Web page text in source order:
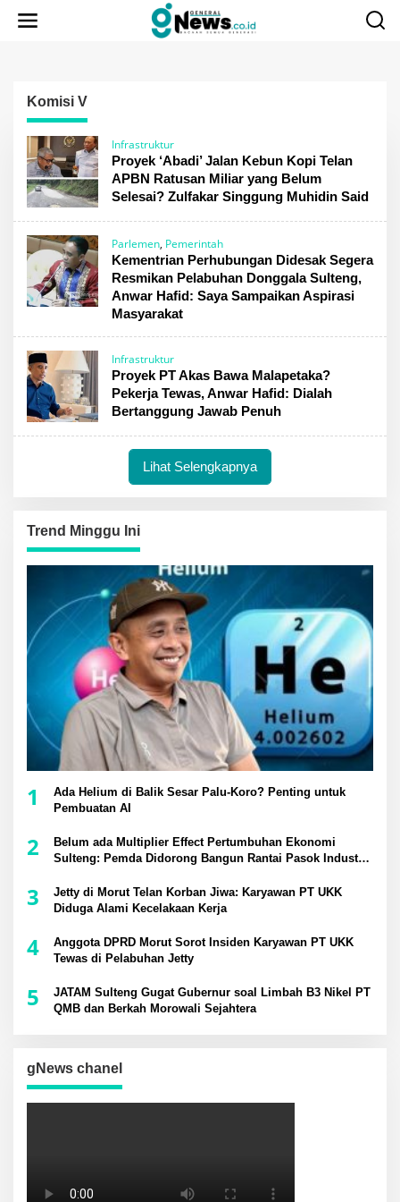
Komisi V
Infrastruktur
Proyek ‘Abadi’ Jalan Kebun Kopi Telan
APBN Ratusan Miliar yang Belum
Selesai? Zulfakar Singgung Muhidin Said
Parlemen, Pemerintah
Kementrian Perhubungan Didesak Segera
Resmikan Pelabuhan Donggala Sulteng,
Anwar Hafid: Saya Sampaikan Aspirasi
Masyarakat
Infrastruktur
Proyek PT Akas Bawa Malapetaka?
Pekerja Tewas, Anwar Hafid: Dialah
Bertanggung Jawab Penuh
Lihat Selengkapnya
Trend Minggu Ini
1
Ada Helium di Balik Sesar Palu-Koro? Penting untuk
Pembuatan AI
2
Belum ada Multiplier Effect Pertumbuhan Ekonomi
Sulteng: Pemda Didorong Bangun Rantai Pasok Industri
3
Jetty di Morut Telan Korban Jiwa: Karyawan PT UKK
Diduga Alami Kecelakaan Kerja
4
Anggota DPRD Morut Sorot Insiden Karyawan PT UKK
Tewas di Pelabuhan Jetty
5
JATAM Sulteng Gugat Gubernur soal Limbah B3 Nikel PT
QMB dan Berkah Morowali Sejahtera
gNews chanel